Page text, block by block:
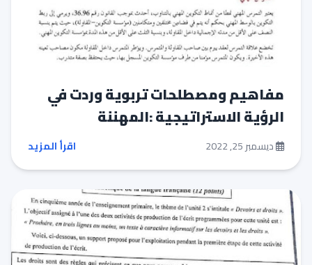
مفاهيم ومصطلحات تربوية وردت في
الرؤية الاستراتيجية :المهننة
ديسمبر 25, 2022 اقرأ المزيد